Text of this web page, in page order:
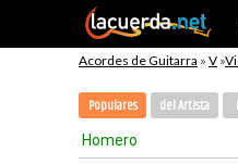
Acordes de Guitarra » V »
Populares del Artista
Homero